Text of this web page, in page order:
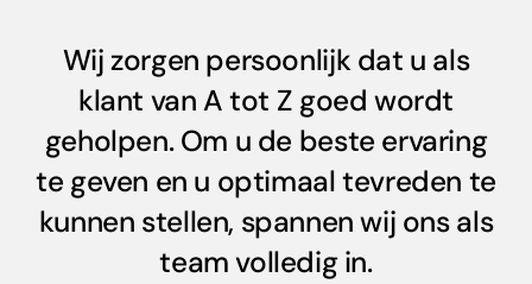
Wij zorgen persoonlijk dat u als
klant van A tot Z goed wordt
geholpen. Om u de beste ervaring
te geven en u optimaal tevreden te
kunnen stellen, spannen wij ons als
team volledig in.